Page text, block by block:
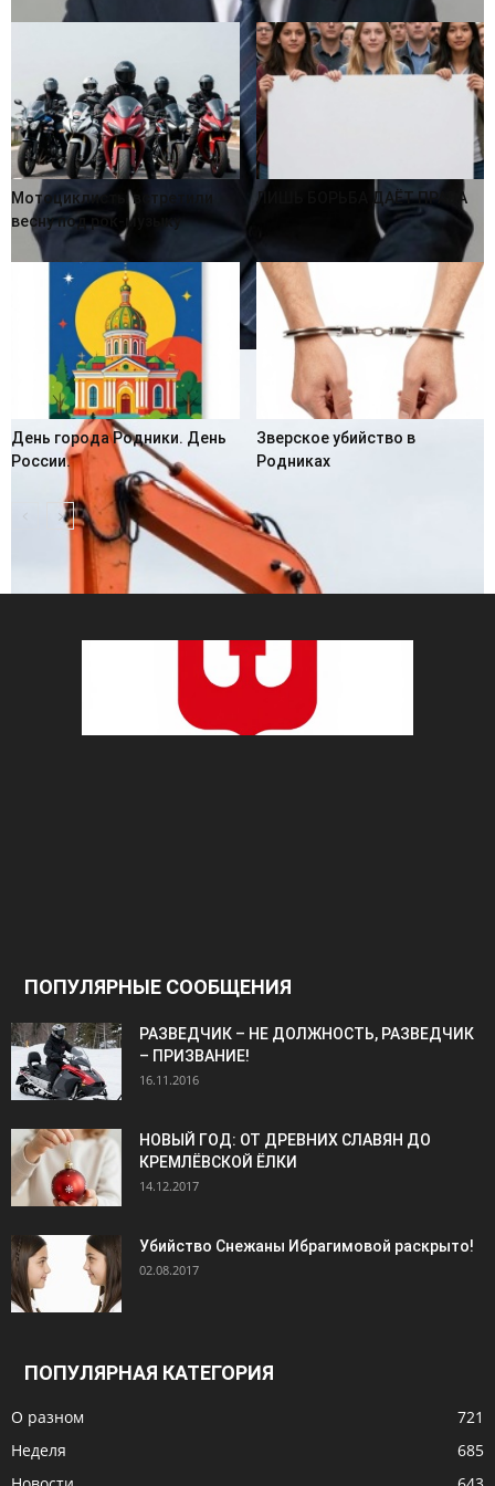
Мотоциклисты встретили
весну под рок-музыку
ЛИШЬ БОРЬБА ДАЁТ ПРАВА
День города Родники. День
России.
Зверское убийство в
Родниках
ПОПУЛЯРНЫЕ СООБЩЕНИЯ
РАЗВЕДЧИК – НЕ ДОЛЖНОСТЬ, РАЗВЕДЧИК
– ПРИЗВАНИЕ!
16.11.2016
НОВЫЙ ГОД: ОТ ДРЕВНИХ СЛАВЯН ДО
КРЕМЛЁВСКОЙ ЁЛКИ
14.12.2017
Убийство Снежаны Ибрагимовой раскрыто!
02.08.2017
ПОПУЛЯРНАЯ КАТЕГОРИЯ
О разном
721
Неделя
685